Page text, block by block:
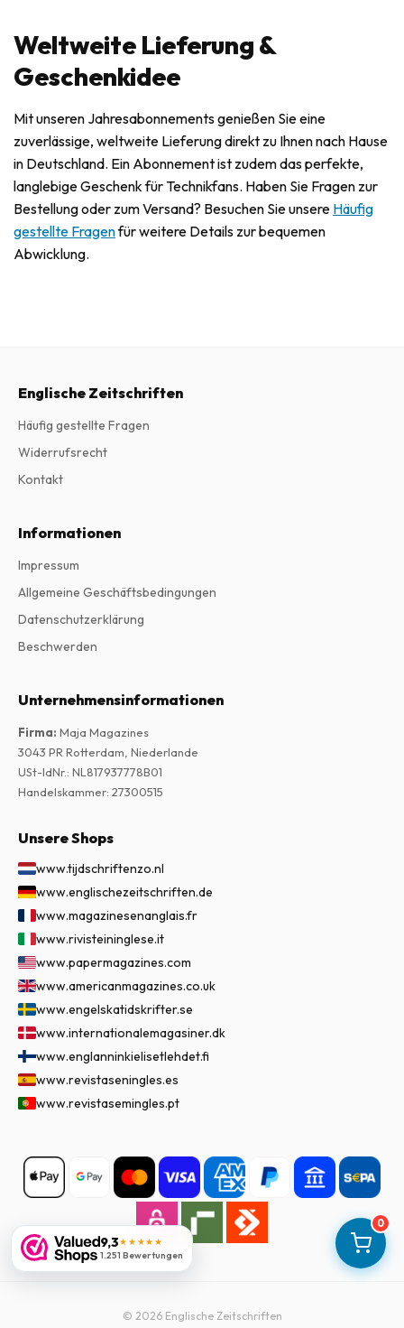
0
Weltweite Lieferung &
Geschenkidee
Mit unseren Jahresabonnements genießen Sie eine
zuverlässige, weltweite Lieferung direkt zu Ihnen nach Hause
in Deutschland. Ein Abonnement ist zudem das perfekte,
langlebige Geschenk für Technikfans. Haben Sie Fragen zur
Bestellung oder zum Versand? Besuchen Sie unsere Häufig
gestellte Fragenfür weitere Details zur bequemen
Abwicklung.
9,3★★★★★
1.251 Bewertungen
Englische Zeitschriften
Häufig gestellte Fragen
Widerrufsrecht
Kontakt
Informationen
Impressum
Allgemeine Geschäftsbedingungen
Datenschutzerklärung
Beschwerden
Unternehmensinformationen
Firma: Maja Magazines
3043 PR Rotterdam, Niederlande
USt-IdNr.: NL817937778B01
Handelskammer: 27300515
Unsere Shops
www.tijdschriftenzo.nl
www.englischezeitschriften.de
www.magazinesenanglais.fr
www.rivisteininglese.it
www.papermagazines.com
www.americanmagazines.co.uk
www.engelskatidskrifter.se
www.internationalemagasiner.dk
www.englanninkielisetlehdet.fi
www.revistaseningles.es
www.revistasemingles.pt
© 2026 Englische Zeitschriften